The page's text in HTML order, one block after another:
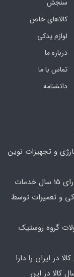
سنجش
کالاهای خاص
لوازم یدکی
درباره ما
تماس با ما
دانشنامه
و تجهیزات نوین
تمامی دستگاههای وارداتی توسط این شرکت دارای 15 سال خدمات
و تعمیرات توسط
گروه روستیک
در ایران را دارا
کالا در این